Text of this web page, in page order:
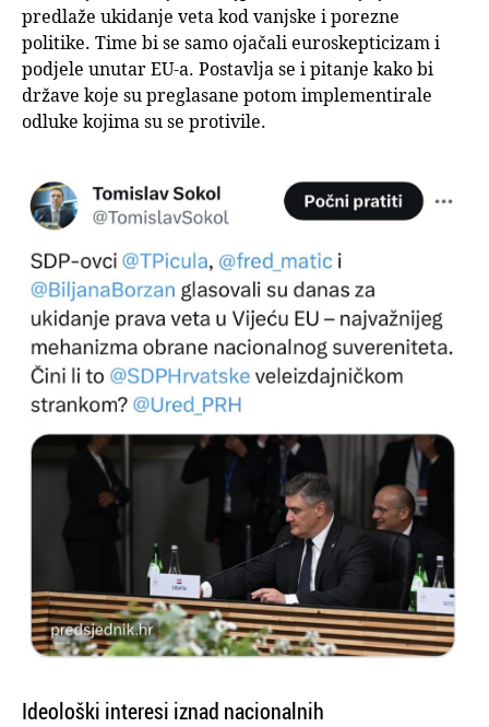
predlaže ukidanje veta kod vanjske i porezne
politike. Time bi se samo ojačali euroskepticizam i
podjele unutar EU-a. Postavlja se i pitanje kako bi
države koje su preglasane potom implementirale
odluke kojima su se protivile.
Ideološki interesi iznad nacionalnih